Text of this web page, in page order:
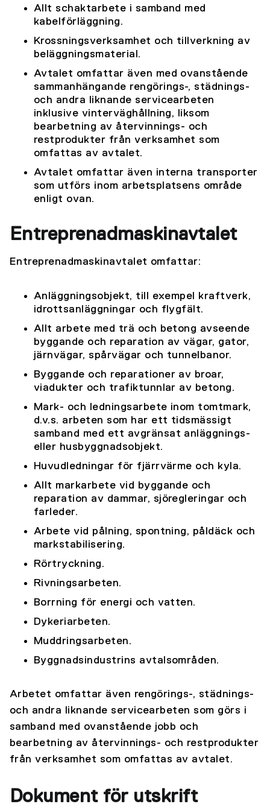
Allt schaktarbete i samband med
kabelförläggning.
Krossningsverksamhet och tillverkning av
beläggningsmaterial.
Avtalet omfattar även med ovanstående
sammanhängande rengörings-, städnings-
och andra liknande servicearbeten
inklusive vinterväghållning, liksom
bearbetning av återvinnings- och
restprodukter från verksamhet som
omfattas av avtalet.
Avtalet omfattar även interna transporter
som utförs inom arbetsplatsens område
enligt ovan.
Entreprenadmaskinavtalet
Entreprenadmaskinavtalet omfattar:
Anläggningsobjekt, till exempel kraftverk,
idrottsanläggningar och flygfält.
Allt arbete med trä och betong avseende
byggande och reparation av vägar, gator,
järnvägar, spårvägar och tunnelbanor.
Byggande och reparationer av broar,
viadukter och trafiktunnlar av betong.
Mark- och ledningsarbete inom tomtmark,
d.v.s. arbeten som har ett tidsmässigt
samband med ett avgränsat anläggnings-
eller husbyggnadsobjekt.
Huvudledningar för fjärrvärme och kyla.
Allt markarbete vid byggande och
reparation av dammar, sjöregleringar och
farleder.
Arbete vid pålning, spontning, påldäck och
markstabilisering.
Rörtryckning.
Rivningsarbeten.
Borrning för energi och vatten.
Dykeriarbeten.
Muddringsarbeten.
Byggnadsindustrins avtalsområden.
Arbetet omfattar även rengörings-, städnings-
och andra liknande servicearbeten som görs i
samband med ovanstående jobb och
bearbetning av återvinnings- och restprodukter
från verksamhet som omfattas av avtalet.
Dokument för utskrift